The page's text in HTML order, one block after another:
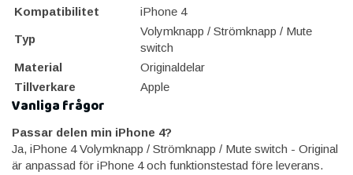
Kompatibilitet
iPhone 4
Typ
Volymknapp / Strömknapp / Mute
switch
Material
Originaldelar
Tillverkare
Apple
Vanliga frågor
Passar delen min iPhone 4?
Ja, iPhone 4 Volymknapp / Strömknapp / Mute switch - Original
är anpassad för iPhone 4 och funktionstestad före leverans.